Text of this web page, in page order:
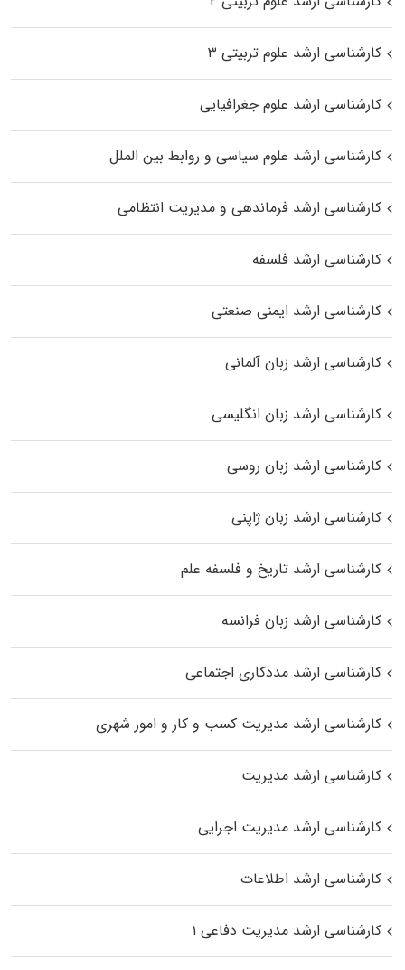
کارشناسی ارشد علوم تربیتی ۳
کارشناسی ارشد علوم جغرافیایی
کارشناسی ارشد علوم سیاسی و روابط بین الملل
کارشناسی ارشد فرماندهی و مدیریت انتظامی
کارشناسی ارشد فلسفه
کارشناسی ارشد ایمنی صنعتی
کارشناسی ارشد زبان آلمانی
کارشناسی ارشد زبان انگلیسی
کارشناسی ارشد زبان روسی
کارشناسی ارشد زبان ژاپنی
کارشناسی ارشد تاریخ و فلسفه علم
کارشناسی ارشد زبان فرانسه
کارشناسی ارشد مددکاری اجتماعی
کارشناسی ارشد مدیریت کسب و کار و امور شهری
کارشناسی ارشد مدیریت
کارشناسی ارشد مدیریت اجرایی
کارشناسی ارشد اطلاعات
کارشناسی ارشد مدیریت دفاعی ۱